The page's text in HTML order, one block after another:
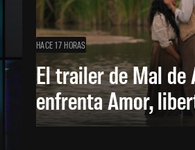
HACE 17 HORAS
El trailer de Mal de
enfrenta Amor,